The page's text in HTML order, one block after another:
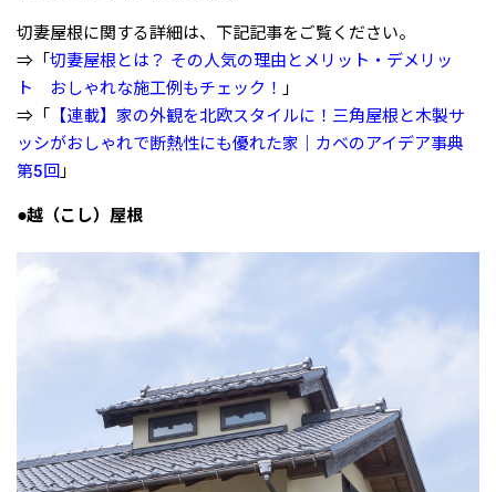
切妻屋根に関する詳細は、下記記事をご覧ください。
⇒「 切妻屋根とは？ その人気の理由とメリット・デメリッ
ト おしゃれな施工例もチェック！ 」
⇒「
【連載】家の外観を北欧スタイルに！三角屋根と木製サ
ッシがおしゃれで断熱性にも優れた家｜カベのアイデア事典
第5回 」
●越（こし）屋根